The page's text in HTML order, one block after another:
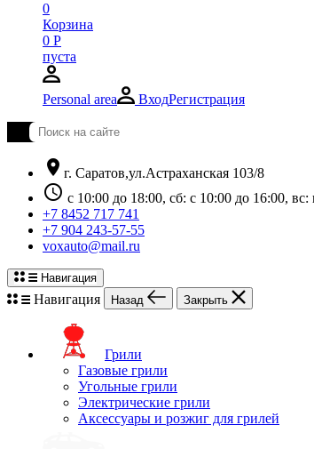
0
Корзина
0 Р
пуста
Personal area ВходРегистрация
location_on г. Саратов,ул.Астраханская 103/8
schedule с 10:00 до 18:00, сб: с 10:00 до 16:00,
+7 8452 717 741
+7 904 243-57-55
voxauto@mail.ru
Навигация
Навигация Назад Закрыть
Грили
Газовые грили
Угольные грили
Электрические грили
Аксессуары и розжиг для грилей